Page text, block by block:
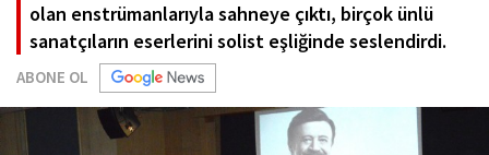
olan enstrümanlarıyla sahneye çıktı, birçok ünlü
sanatçıların eserlerini solist eşliğinde seslendirdi.
ABONE OL